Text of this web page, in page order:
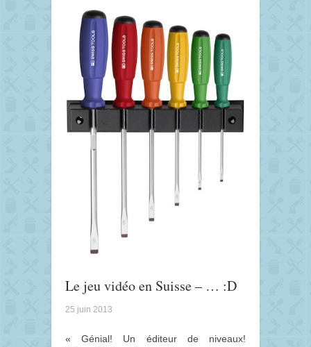
Le jeu vidéo en Suisse – … :D
25 juin 2013
« Génial! Un éditeur de niveaux!